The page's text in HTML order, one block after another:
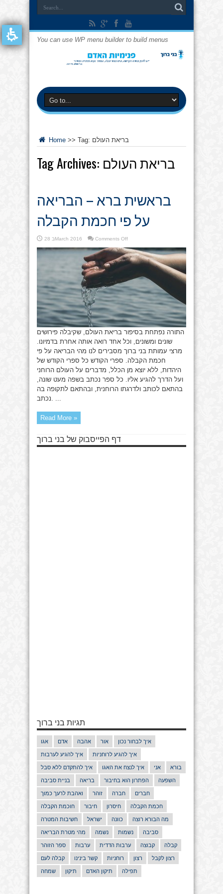
You can use WP menu builder to build menus
Home >> Tag: בריאת העולם
Tag Archives: בריאת העולם
בראשית ברא – הבריאה
על פי חכמת הקבלה
28 בMarch 2016 Comments Offon
ברא
–
הבריאה
על
חכמת
הקבלה
התורה נפתחת בסיפור בריאת העולם, שקיבלה פירושים
שונים ומשונים, וכל אחד רואה אותה אחרת בדמיונו.
מרצי עמותת בני ברוך מסבירים לנו מהי הבריאה על פי
חכמת הקבלה. ספרי הקודש כל ספרי הקודש של
היהדות, ללא יוצא מן הכלל, מדברים על העולם הרוחני
ועל הדרך להגיע אליו. כל ספר נכתב בשפה מעט שונה,
בהתאם לכותב ולדרגתו הרוחנית, ובהתאם לתקופה בה
נכתב. ...
Read More »
דף הפייסבוק של בני ברוך
תגיות בני ברוך
אגו אדם אהבה אור איך לבחור נכון
איך להגיע לערבות איך להגיע לרוחניות
איך להתקדם ללא סבל איך לנצח את האגו אני בורא
בניית סביבה בריאה הפתרון הוא בחיבור השפעה
ואהבת לרעך כמוך זוהר חברה חברים
חוכמת הקבלה חיבור חיסרון חכמת הקבלה
חשיבות המטרה ישראל כוונה מה הבורא רוצה
מהי מטרת הבריאה נשמה נשמות סביבה
ספר הזוהר ערבות ערבות הדדית קבוצה קבלה
קבלה לעם קשר בינינו רוחניות רצון רצון לקבל
שמחה תיקון תיקון האדם תפילה